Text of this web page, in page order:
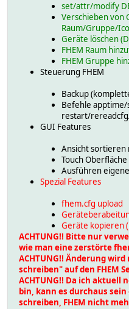
set/attr/modify
Verschieben von
Raum/Gruppe/
Geräte löschen
FHEM Raum
FHEM Gruppe
Steuerung FHEM
Backup
Befehle
restart/
GUI Features
Ansicht sortieren
Touch Oberfläche
Ausführen
Spezial Features
fhem.cfg upload
Geräte kopieren
ACHTUNG!! Bitte nur
wie man eine zerstörte
ACHTUNG!! Änderung
schreiben" auf den FHEM
ACHTUNG!! Da ich aktuell
bin, kann es durchaus
schreiben, FHEM nicht